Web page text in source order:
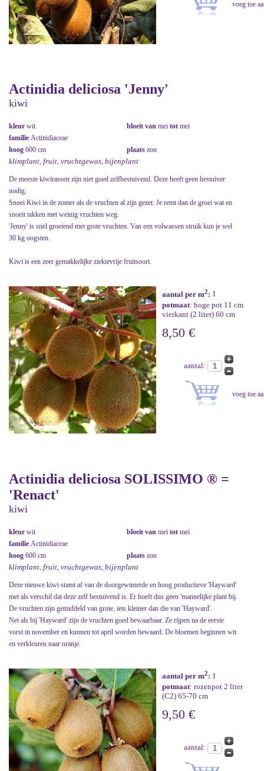
Actinidia deliciosa 'Jenny'
kiwi
kleur wit bloeit van mei tot mei
familie Actinidiaceae
hoog 600 cm plaats zon
klimplant, fruit, vruchtgewas, bijenplant
De meeste kiwirassen zijn niet goed zelfbestuivend. Deze heeft geen bestuiver
nodig.
Snoei Kiwi in de zomer als de vruchten al zijn gezet. Je remt dan de groei wat en
snoeit takken met weinig vruchten weg.
'Jenny' is snel groeiend met grote vruchten. Van een volwassen struik kun je wel
30 kg oogsten.
Kiwi is een zeer gemakkelijke ziektevrije fruitsoort.
aantal per m2: 1
potmaat: hoge pot 11 cm
vierkant (2 liter) 60 cm
8,50 €
aantal:
Actinidia deliciosa SOLISSIMO ® =
'Renact'
kiwi
kleur wit bloeit van mei tot mei
familie Actinidiaceae
hoog 600 cm plaats zon
klimplant, fruit, vruchtgewas, bijenplant
Deze nieuwe kiwi stamt af van de doorgewinterde en hoog productieve 'Hayward'
met als verschil dat deze zelf bestuivend is. Er hoeft dus geen 'mannelijke plant bij.
De vruchten zijn gemiddeld van grote, iets kleiner dan die van 'Hayward'.
Net als bij 'Hayward' zijn de vruchten goed bewaarbaar. Ze rijpen na de eerste
vorst in november en kunnen tot april worden bewaard. De bloemen beginnen wit
en verkleuren naar oranje.
aantal per m2: 1
potmaat: rozenpot 2 liter
(C2) 65-70 cm
9,50 €
aantal: